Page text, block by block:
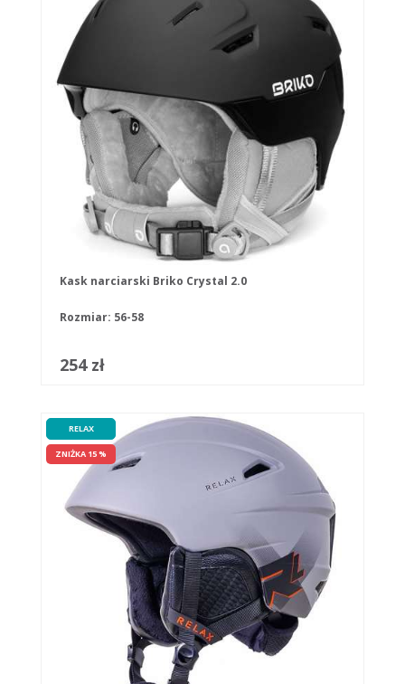
Kask narciarski Briko Crystal 2.0
Rozmiar: 56-58
254 zł
RELAX
ZNIŻKA 15 %